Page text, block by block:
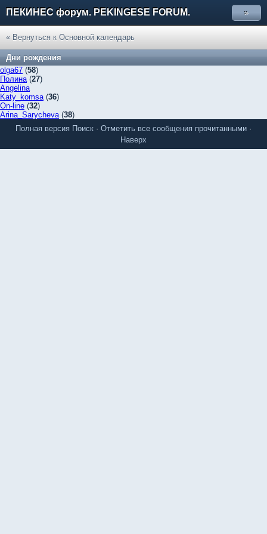
ПЕКИНЕС форум. PEKINGESE FORUM. »
« Вернуться к Основной календарь
Дни рождения
olga67 (58)
Полина(27)
Angelina
Katy_komsa(36)
On-line (32)
Arina_Sarycheva(38)
Полная версия Поиск · Отметить все сообщения прочитанными ·
Наверх